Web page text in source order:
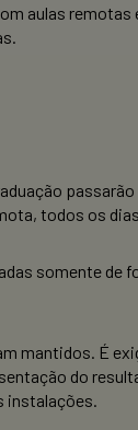
aulas
todos os
somente de
mantidos. É
do
instalações.